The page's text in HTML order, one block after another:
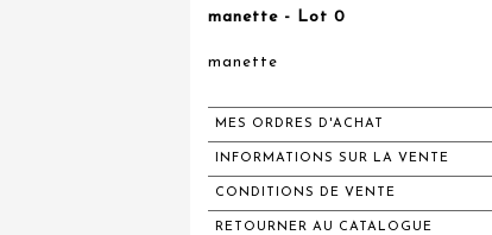
manette - Lot 0
manette
MES ORDRES D'ACHAT
INFORMATIONS SUR LA VENTE
CONDITIONS DE VENTE
RETOURNER AU CATALOGUE